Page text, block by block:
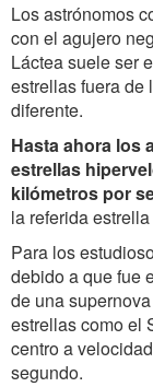
Los astrónomos
con el agujero
Láctea suele ser
estrellas fuera de
diferente.
Hasta ahora los
estrellas
kilómetros por
la referida
Para los
debido a que fue
de una
estrellas como el
centro a
segundo.